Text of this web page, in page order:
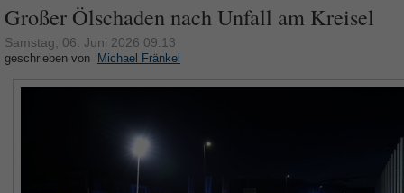
Großer Ölschaden nach Unfall am Kreisel
Samstag, 06. Juni 2026 09:13
geschrieben von Michael Fränkel